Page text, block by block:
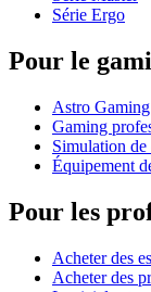
Série Ergo
Pour le
Astro Gaming
Gaming
Simulation de
Équipement
Pour les
Acheter des
Acheter des